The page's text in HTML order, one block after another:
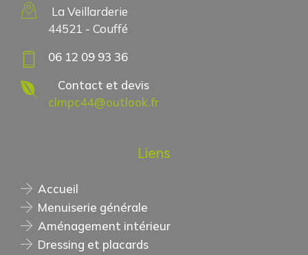
La Veillarderie
44521 - Couffé
06 12 09 93 36
Contact et devis
clmpc44@outlook.fr
Liens
Accueil
Menuiserie générale
Aménagement intérieur
Dressing et placards